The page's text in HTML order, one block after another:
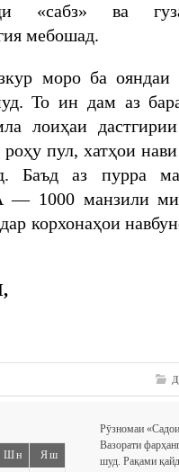
«сабз» ва
мебошад.
моро ба
То ин дам аз
лоиҳаи
пул, хатҳои
Баъд аз пурра
— 1000 манзили
корхонаҳои
Шн Яш
Рӯзномаи
Вазорати
шуд. Рақами